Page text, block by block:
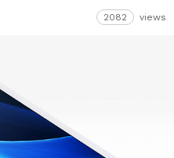
2082 views